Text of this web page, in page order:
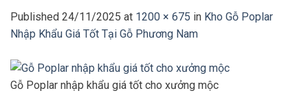
Published 24/11/2025 at 1200 × 675 in Kho Gỗ Poplar
Nhập Khẩu Giá Tốt Tại Gỗ Phương Nam
Gỗ Poplar nhập khẩu giá tốt cho xưởng mộc